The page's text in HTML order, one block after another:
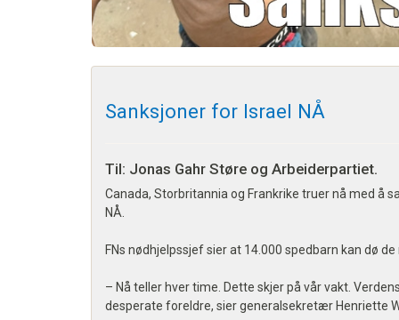
Sanksjoner for Israel NÅ
Til: Jonas Gahr Støre og Arbeiderpartiet.
Canada, Storbritannia og Frankrike truer nå med å
NÅ.
FNs nødhjelpssjef sier at 14.000 spedbarn kan dø
– Nå teller hver time. Dette skjer på vår vakt.
desperate foreldre, sier generalsekretær Henriette